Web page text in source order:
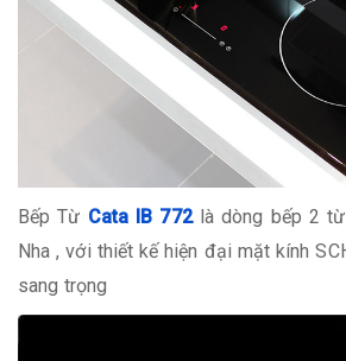
Bếp Từ Cata IB 772 là dòng bếp 2
Nha , với thiết kế hiện đại mặt kính
sang trọng